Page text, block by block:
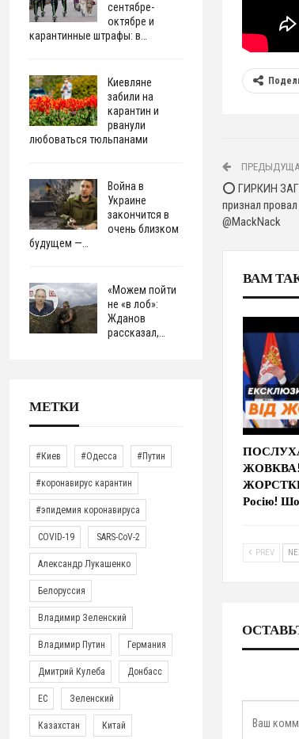
⭕️ ГИРКИН
признал
@MackNack
ВАМ
ЖОВКВА!
Росію!
PREV
сентябре-
октябре и
карантинные штрафы: в…
Киевляне
забили на
карантин и
рванули
любоваться тюльпанами
Война в
Украине
закончится в
очень близком
будущем —…
«Можем пойти
не «в лоб»:
Жданов
рассказал,…
МЕТКИ
#Киев #Одесса #Путин
#коронавирус карантин
#эпидемия коронавируса
COVID-19 SARS-CoV-2
Александр Лукашенко
Белоруссия
Владимир Зеленский
Владимир Путин Германия
Дмитрий Кулеба Донбасс
ЕС Зеленский
Казахстан Китай